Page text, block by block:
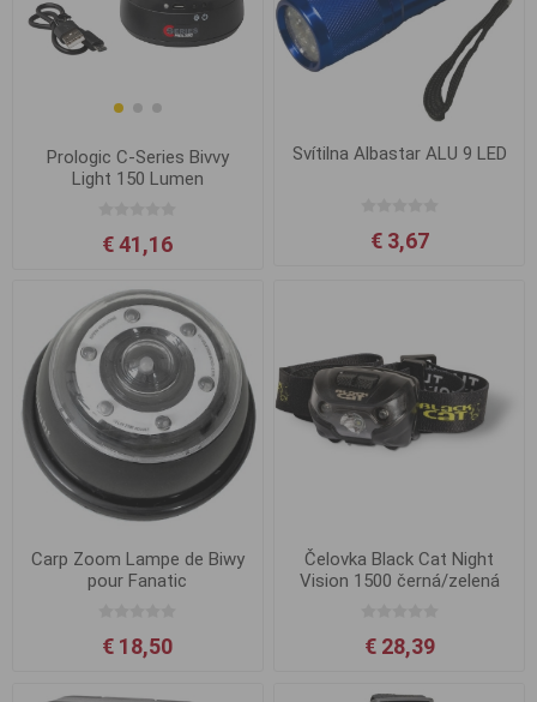
Prologic C-Series Bivvy
Light 150 Lumen
€ 41,16
Svítilna Albastar ALU 9 LED
€ 3,67
Carp Zoom Lampe de Biwy
pour Fanatic
€ 18,50
Čelovka Black Cat Night
Vision 1500 černá/zelená
€ 28,39